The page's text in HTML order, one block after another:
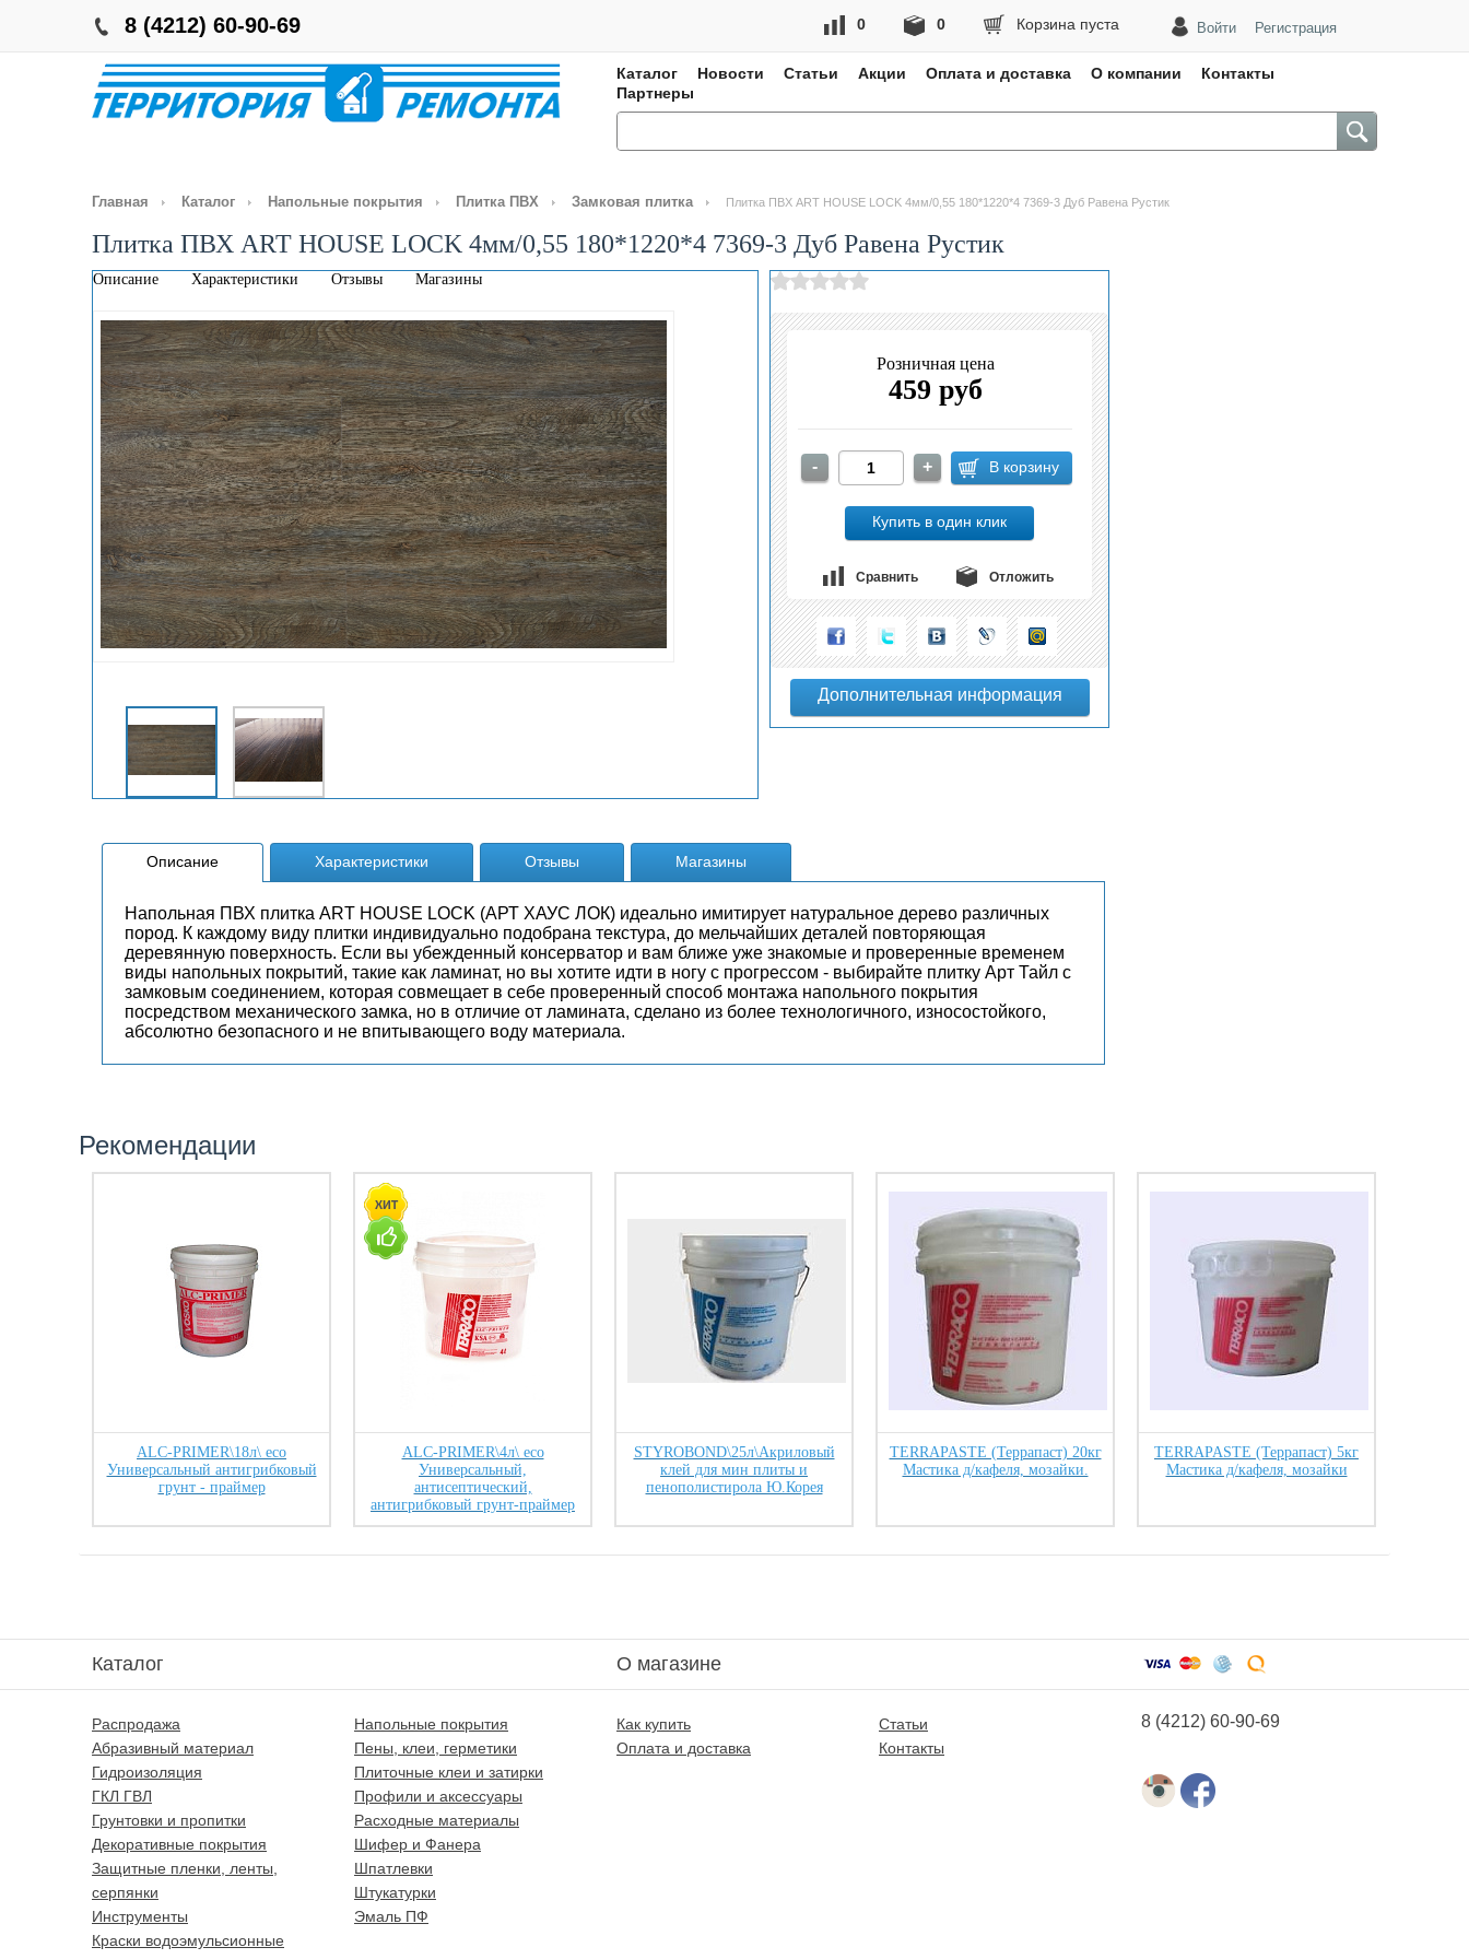
8 (4212) 60-90-69 Войти Регистрация
Корзина пуста
0
0
Каталог Новости Статьи Акции Оплата и доставка О компании
Контакты
Партнеры
Главная Каталог Напольные покрытия Плитка ПВХ Замковая плитка Плитка ПВХ ART HOUSE LOCK 4мм/0,55 180*1220*4 7369-3 Дуб Равена Рустик
Плитка ПВХ ART HOUSE LOCK 4мм/0,55 180*1220*4 7369-3 Дуб Равена Рустик
Описание Характеристики Отзывы Магазины
Розничная цена
459 руб
Отложить
Сравнить
Описание Характеристики Отзывы Магазины
Напольная ПВХ плитка ART HOUSE LOCK (АРТ ХАУС ЛОК) идеально имитирует натуральное дерево различных
пород. К каждому виду плитки индивидуально подобрана текстура, до мельчайших деталей повторяющая
деревянную поверхность. Если вы убежденный консерватор и вам ближе уже знакомые и проверенные временем
виды напольных покрытий, такие как ламинат, но вы хотите идти в ногу с прогрессом - выбирайте плитку Арт Тайл с
замковым соединением, которая совмещает в себе проверенный способ монтажа напольного покрытия
посредством механического замка, но в отличие от ламината, сделано из более технологичного, износостойкого,
абсолютно безопасного и не впитывающего воду материала.
Рекомендации
ALC-PRIMER\18л\ eco
Универсальный антигрибковый
грунт - праймер
ALC-PRIMER\4л\ eco
Универсальный,
антисептический,
антигрибковый грунт-праймер
STYROBOND\25л\Акриловый
клей для мин плиты и
пенополистирола Ю.Корея
TERRAPASTE (Террапаст) 20кг
Мастика д/кафеля, мозайки.
TERRAPASTE (Террапаст) 5кг
Мастика д/кафеля, мозайки
Каталог О магазине
Распродажа
Абразивный материал
Гидроизоляция
ГКЛ ГВЛ
Грунтовки и пропитки
Декоративные покрытия
Защитные пленки, ленты,
серпянки
Инструменты
Краски водоэмульсионные
Напольные покрытия
Пены, клеи, герметики
Плиточные клеи и затирки
Профили и аксессуары
Расходные материалы
Шифер и Фанера
Шпатлевки
Штукатурки
Эмаль ПФ
Как купить
Оплата и доставка
Статьи
Контакты
8 (4212) 60-90-69